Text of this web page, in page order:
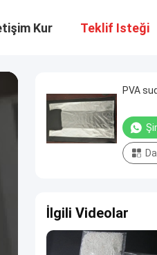
Kur Teklif Isteği
PVA
İlgili Videolar